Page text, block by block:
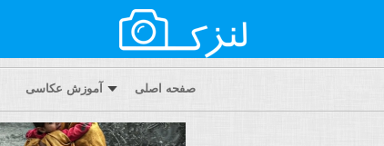
صفحه اصلی آموزش عکاسی